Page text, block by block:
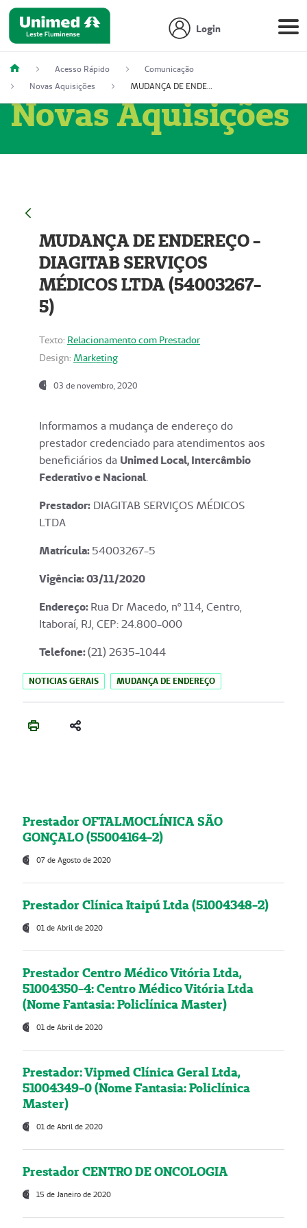
Login
Acesso Rápido
Comunicação
Novas Aquisições
MUDANÇA DE ENDEREÇO - DIAGITAB SERVIÇOS MÉDICOS LTDA (54003267-5)
Novas Aquisições
MUDANÇA DE ENDEREÇO -
DIAGITAB SERVIÇOS
MÉDICOS LTDA (54003267-
5)
Texto: Relacionamento com Prestador
Design: Marketing
03 de novembro, 2020
Informamos a mudança de endereço do
prestador credenciado para atendimentos aos
beneficiários da Unimed Local, Intercâmbio
Federativo e Nacional.
Prestador: DIAGITAB SERVIÇOS MÉDICOS
LTDA
Matrícula:54003267-5
Vigência: 03/11/2020
Endereço:Rua Dr Macedo, nº 114, Centro,
Itaboraí, RJ, CEP: 24.800-000
Telefone:(21) 2635-1044
NOTICIAS GERAIS MUDANÇA DE ENDEREÇO
Prestador OFTALMOCLÍNICA SÃO
GONÇALO (55004164-2)
07 de Agosto de 2020
Prestador Clínica Itaipú Ltda (51004348-2)
01 de Abril de 2020
Prestador Centro Médico Vitória Ltda,
51004350-4: Centro Médico Vitória Ltda
(Nome Fantasia: Policlínica Master)
01 de Abril de 2020
Prestador: Vipmed Clínica Geral Ltda,
51004349-0 (Nome Fantasia: Policlínica
Master)
01 de Abril de 2020
Prestador CENTRO DE ONCOLOGIA
15 de Janeiro de 2020